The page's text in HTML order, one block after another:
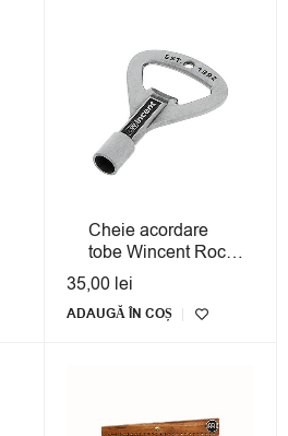
Cheie acordare
tobe Wincent Rock
Key Prime
35,00 lei
ADAUGĂ ÎN COȘ